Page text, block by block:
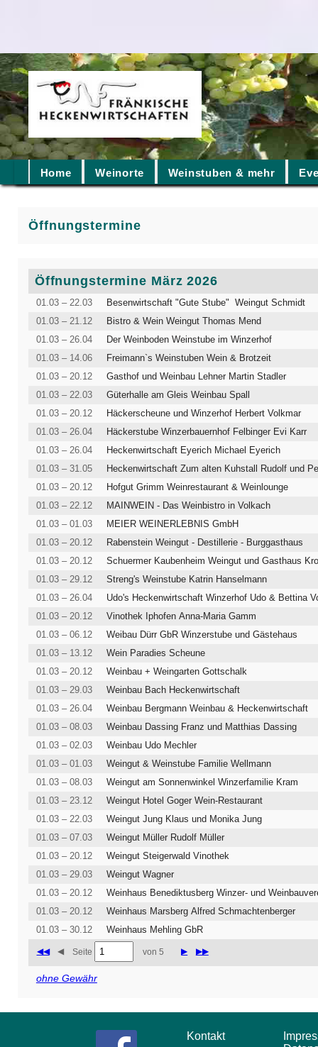
Home Weinorte Weinstuben & mehr
Öffnungstermine
Öffnungstermine März 2026
◀◀ ◀ Seite von 5 ▶ ▶▶
ohne Gewähr
01.03 – 22.03
Besenwirtschaft "Gute Stube" Weingut Schmidt
01.03 – 21.12
Bistro & Wein Weingut Thomas Mend
01.03 – 26.04
Der Weinboden Weinstube im Winzerhof
01.03 – 14.06
Freimann`s Weinstuben Wein & Brotzeit
01.03 – 20.12
Gasthof und Weinbau Lehner Martin Stadler
01.03 – 22.03
Güterhalle am Gleis Weinbau Spall
01.03 – 20.12
Häckerscheune und Winzerhof Herbert Volkmar
01.03 – 26.04
Häckerstube Winzerbauernhof Felbinger Evi Karr
01.03 – 26.04
Heckenwirtschaft Eyerich Michael Eyerich
01.03 – 31.05
01.03 – 20.12
Hofgut Grimm Weinrestaurant & Weinlounge
01.03 – 22.12
MAINWEIN - Das Weinbistro in Volkach
01.03 – 01.03
MEIER WEINERLEBNIS GmbH
01.03 – 20.12
Rabenstein Weingut - Destillerie - Burggasthaus
01.03 – 20.12
Schuermer Kaubenheim Weingut und Gasthaus
01.03 – 29.12
Streng's Weinstube Katrin Hanselmann
01.03 – 26.04
Udo's Heckenwirtschaft Winzerhof Udo & Bettina
01.03 – 20.12
Vinothek Iphofen Anna-Maria Gamm
01.03 – 06.12
Weibau Dürr GbR Winzerstube und Gästehaus
01.03 – 13.12
Wein Paradies Scheune
01.03 – 20.12
Weinbau + Weingarten Gottschalk
01.03 – 29.03
Weinbau Bach Heckenwirtschaft
01.03 – 26.04
Weinbau Bergmann Weinbau & Heckenwirtschaft
01.03 – 08.03
Weinbau Dassing Franz und Matthias Dassing
01.03 – 02.03
Weinbau Udo Mechler
01.03 – 01.03
Weingut & Weinstube Familie Wellmann
01.03 – 08.03
Weingut am Sonnenwinkel Winzerfamilie Kram
01.03 – 23.12
Weingut Hotel Goger Wein-Restaurant
01.03 – 22.03
Weingut Jung Klaus und Monika Jung
01.03 – 07.03
Weingut Müller Rudolf Müller
01.03 – 20.12
Weingut Steigerwald Vinothek
01.03 – 29.03
Weingut Wagner
01.03 – 20.12
01.03 – 20.12
Weinhaus Marsberg Alfred Schmachtenberger
01.03 – 30.12
Weinhaus Mehling GbR
Kontakt